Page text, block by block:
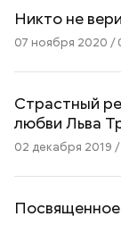
Никто не
07 ноября 2020 /
Страстный
любви Льва
02 декабря 2019 /